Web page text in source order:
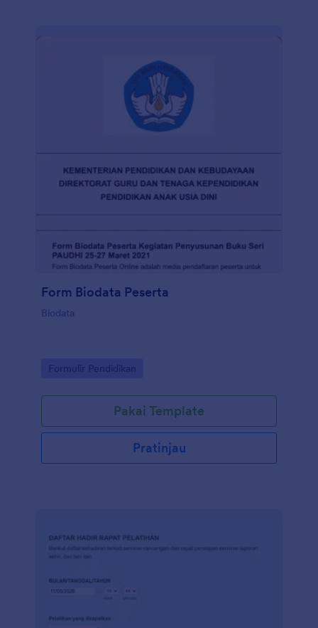
Form Biodata Peserta
Biodata
Go to Category:
Formulir Pendidikan
Pakai Template
Pratinjau